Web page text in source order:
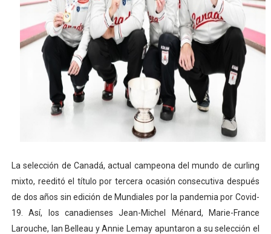
Athletes Unlimited Softball League 2026 - Las Utah
Mundial de piragüismo slalom 2026 (Oklahoma City,
Tour de Francia masculino 2026 - Tadej Pogacar
Mundial de Fórmula 1 2026 - Lando Norris consigue
Campeonato de Europa de high diving 2026 (París,
La selección de Canadá, actual campeona del mundo de curling
mixto, reeditó el título por tercera ocasión consecutiva después
de dos años sin edición de Mundiales por la pandemia por Covid-
19. Así, los canadienses Jean-Michel Ménard, Marie-France
Larouche, Ian Belleau y Annie Lemay apuntaron a su selección el